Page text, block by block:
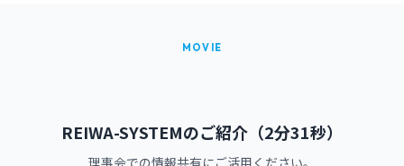
MOVIE
REIWA-SYSTEMのご紹介（2分31秒）
理事会での情報共有にご活用ください。